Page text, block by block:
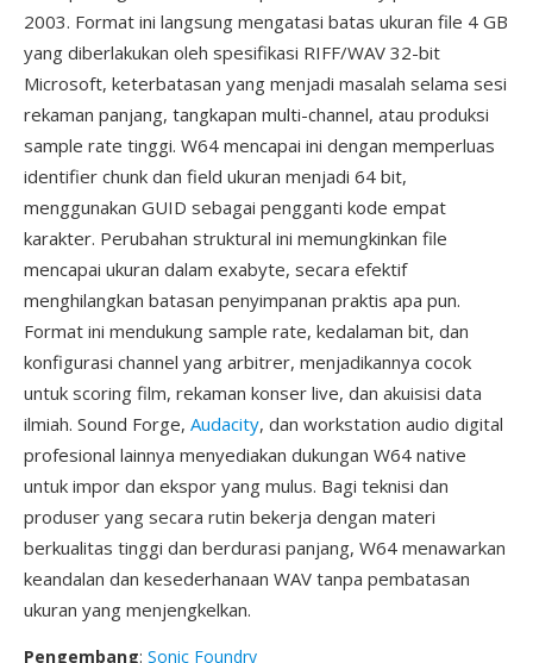
2003. Format ini langsung mengatasi batas ukuran file 4 GB
yang diberlakukan oleh spesifikasi RIFF/WAV 32-bit
Microsoft, keterbatasan yang menjadi masalah selama sesi
rekaman panjang, tangkapan multi-channel, atau produksi
sample rate tinggi. W64 mencapai ini dengan memperluas
identifier chunk dan field ukuran menjadi 64 bit,
menggunakan GUID sebagai pengganti kode empat
karakter. Perubahan struktural ini memungkinkan file
mencapai ukuran dalam exabyte, secara efektif
menghilangkan batasan penyimpanan praktis apa pun.
Format ini mendukung sample rate, kedalaman bit, dan
konfigurasi channel yang arbitrer, menjadikannya cocok
untuk scoring film, rekaman konser live, dan akuisisi data
ilmiah. Sound Forge, Audacity, dan workstation audio digital
profesional lainnya menyediakan dukungan W64 native
untuk impor dan ekspor yang mulus. Bagi teknisi dan
produser yang secara rutin bekerja dengan materi
berkualitas tinggi dan berdurasi panjang, W64 menawarkan
keandalan dan kesederhanaan WAV tanpa pembatasan
ukuran yang menjengkelkan.
Pengembang: Sonic Foundry